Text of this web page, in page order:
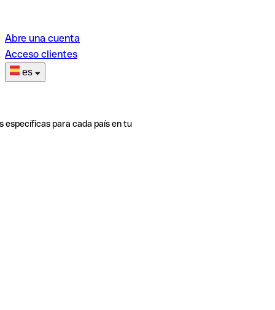
Abre una cuenta
Acceso clientes
es
específicas para cada país en tu